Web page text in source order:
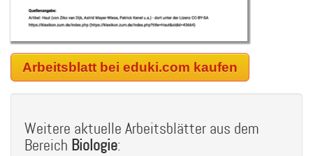
Arbeitsblatt bei eduki.com kaufen
Weitere aktuelle Arbeitsblätter aus dem
Bereich Biologie: